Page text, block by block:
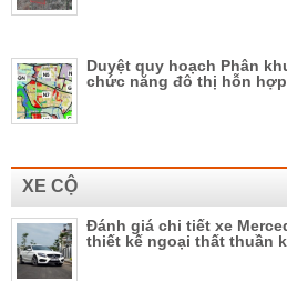
Duyệt quy hoạch Phân
chức năng đô thị hỗn
XE CỘ
Đánh giá chi tiết xe
thiết kế ngoại thất thuần